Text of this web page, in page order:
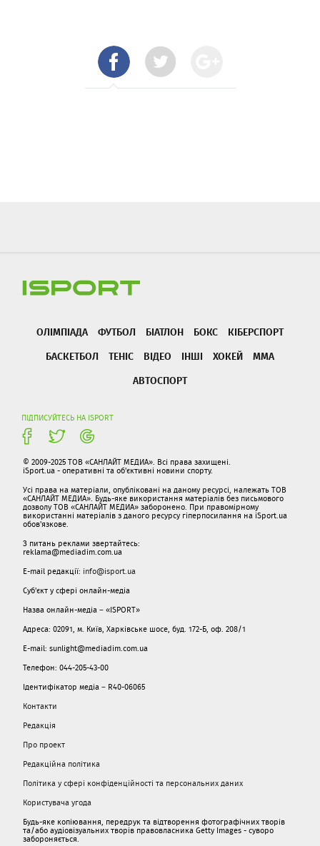
ОЛІМПІАДА ФУТБОЛ БІАТЛОН БОКС
КІБЕРСПОРТ
БАСКЕТБОЛ
ТЕНІС ВІДЕО ІНШІ ХОКЕЙ
ММА
АВТОСПОРТ
ПІДПИСУЙТЕСЬ НА ISPORT
© 2009-2025 ТОВ «САНЛАЙТ МЕДИА». Всі права захищені.
iSport.ua - оперативні та об'єктивні новини спорту.
Усі права на матеріали, опубліковані на даному ресурсі, належать ТОВ
«САНЛАЙТ МЕДИА». Будь-яке використання матеріалів без письмового
дозволу ТОВ «САНЛАЙТ МЕДИА» заборонено. При правомірному
використанні матеріалів з даного ресурсу гіперпосилання на iSport.ua
обов'язкове.
З питань реклами звертайтесь:
reklama@mediadim.com.ua
E-mail редакції: info@isport.ua
Суб'єкт у сфері онлайн-медіа
Назва онлайн-медіа – «ISPORT»
Адреса: 02091, м. Київ, Харківське шосе, буд. 172-Б, оф. 208/1
E-mail: sunlight@mediadim.com.ua
Телефон: 044-205-43-00
Ідентифікатор медіа – R40-06065
Контакти
Редакція
Про проект
Редакційна політика
Політика у сфері конфіденційності та персональних даних
Користувача угода
Будь-яке копіювання, передрук та відтворення фотографічних творів
та/або аудіовізуальних творів правовласника Getty Images - суворо
забороняється.